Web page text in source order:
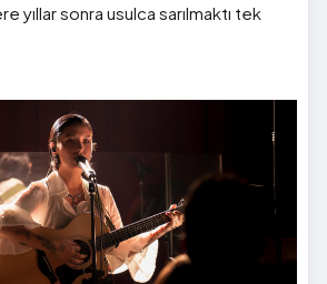
yıllar sonra usulca sarılmaktı tek